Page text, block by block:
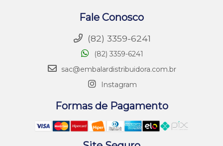
Fale Conosco
(82) 3359-6241
(82) 3359-6241
sac@embalardistribuidora.com.br
Instagram
Formas de Pagamento